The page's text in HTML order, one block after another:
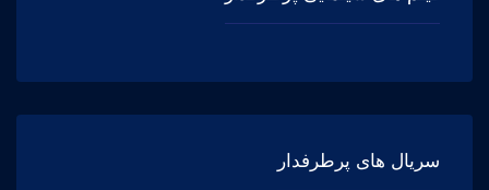
سریال های پرطرفدار